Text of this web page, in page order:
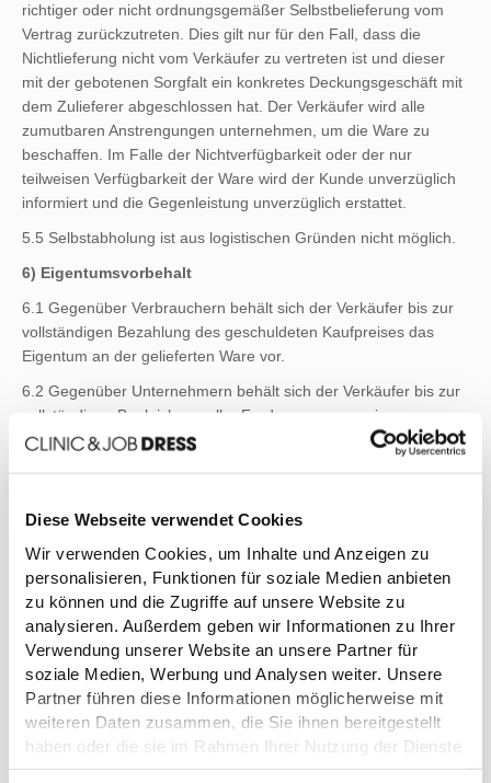
Diese Webseite verwendet Cookies
Wir verwenden Cookies, um Inhalte und Anzeigen zu
personalisieren, Funktionen für soziale Medien anbieten
zu können und die Zugriffe auf unsere Website zu
analysieren. Außerdem geben wir Informationen zu Ihrer
Verwendung unserer Website an unsere Partner für
soziale Medien, Werbung und Analysen weiter. Unsere
Partner führen diese Informationen möglicherweise mit
weiteren Daten zusammen, die Sie ihnen bereitgestellt
haben oder die sie im Rahmen Ihrer Nutzung der Dienste
gesammelt haben.
richtiger oder nicht ordnungsgemäßer Selbstbelieferung vom
Vertrag zurückzutreten. Dies gilt nur für den Fall, dass die
Nichtlieferung nicht vom Verkäufer zu vertreten ist und dieser
mit der gebotenen Sorgfalt ein konkretes Deckungsgeschäft mit
dem Zulieferer abgeschlossen hat. Der Verkäufer wird alle
zumutbaren Anstrengungen unternehmen, um die Ware zu
beschaffen. Im Falle der Nichtverfügbarkeit oder der nur
teilweisen Verfügbarkeit der Ware wird der Kunde unverzüglich
informiert und die Gegenleistung unverzüglich erstattet.
5.5 Selbstabholung ist aus logistischen Gründen nicht möglich.
6) Eigentumsvorbehalt
6.1 Gegenüber Verbrauchern behält sich der Verkäufer bis zur
vollständigen Bezahlung des geschuldeten Kaufpreises das
Eigentum an der gelieferten Ware vor.
6.2 Gegenüber Unternehmern behält sich der Verkäufer bis zur
vollständigen Begleichung aller Forderungen aus einer
laufenden Geschäftsbeziehung das Eigentum an der gelieferten
Weiterveräußerung der Vorbehaltsware im ordnungsgemäßen
Geschäftsbetrieb berechtigt. Sämtliche hieraus entstehenden
Forderungen gegen Dritte tritt der Kunde in Höhe des jeweiligen
Rechnungswertes (einschließlich Umsatzsteuer) im Voraus an
den Verkäufer ab. Diese Abtretung gilt unabhängig davon, ob
die Vorbehaltsware ohne oder nach Verarbeitung weiterverkauft
worden ist. Der Kunde bleibt zur Einziehung der Forderungen
auch nach der Abtretung ermächtigt. Die Befugnis des
Verkäufers, die Forderungen selbst einzuziehen, bleibt davon
unberührt. Der Verkäufer wird jedoch die Forderungen nicht